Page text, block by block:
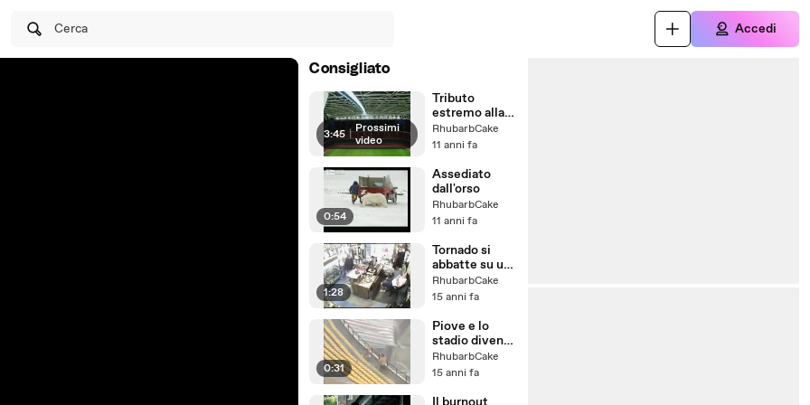
Cerca Accedi
Consigliato
3:45 | Prossimi
video
Tributo
estremo alla
montagna
RhubarbCake
11 anni fa
0:54
Assediato
dall'orso
RhubarbCake
11 anni fa
1:28
Tornado si
abbatte su un
negozio
RhubarbCake
15 anni fa
0:31
Piove e lo
stadio diventa
una piscina
RhubarbCake
15 anni fa